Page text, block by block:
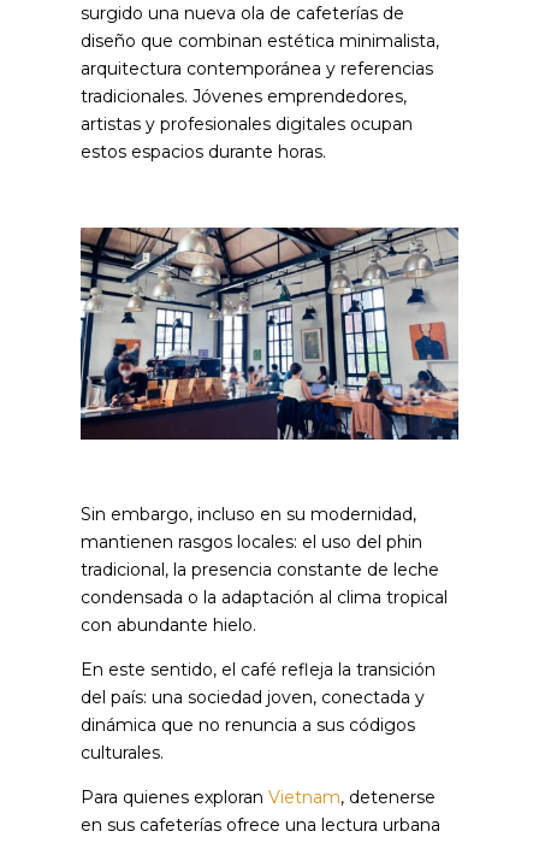
surgido una nueva ola de cafeterías de
diseño que combinan estética minimalista,
arquitectura contemporánea y referencias
tradicionales. Jóvenes emprendedores,
artistas y profesionales digitales ocupan
estos espacios durante horas.
Sin embargo, incluso en su modernidad,
mantienen rasgos locales: el uso del phin
tradicional, la presencia constante de leche
condensada o la adaptación al clima tropical
con abundante hielo.
En este sentido, el café refleja la transición
del país: una sociedad joven, conectada y
dinámica que no renuncia a sus códigos
culturales.
Para quienes exploranVietnam, detenerse
en sus cafeterías ofrece una lectura urbana